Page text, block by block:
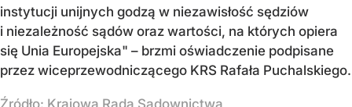
instytucji unijnych godzą w niezawisłość sędziów
i niezależność sądów oraz wartości, na których opiera
się Unia Europejska" – brzmi oświadczenie podpisane
przez wiceprzewodniczącego KRS Rafała Puchalskiego.
Źródło: Krajowa Rada Sądownictwa